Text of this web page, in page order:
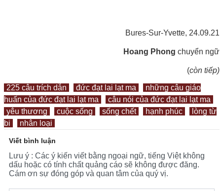
Bures-Sur-Yvette, 24.09.21
Hoang Phong chuyển ngữ
(còn tiếp)
225 câu trích dẫn đức đạt lai lạt ma
những câu giáo
huấn của đức đạt lai lạt ma
câu nói của đức đạt lai lạt ma
yêu thương
cuộc sống sống chết hạnh phúc
lòng từ
bi
nhân loại
Viết bình luận
Lưu ý : Các ý kiến viết bằng ngoại ngữ, tiếng Việt không
dấu hoặc có tính chất quảng cáo sẽ không được đăng.
Cám ơn sự đóng góp và quan tâm của quý vị.